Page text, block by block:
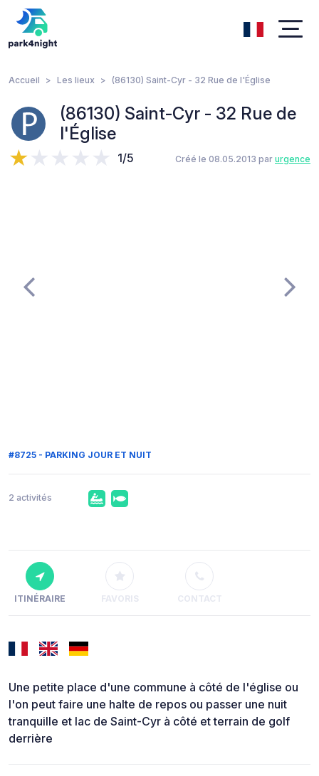
Accueil Les lieux (86130) Saint-Cyr - 32 Rue de l'Église
(86130) Saint-Cyr - 32 Rue de
l'Église
1/5 Créé le 08.05.2013 par urgence
#8725 - PARKING JOUR ET NUIT
2 activités
ITINÉRAIRE FAVORIS CONTACT
Une petite place d'une commune à côté de l'église ou
l'on peut faire une halte de repos ou passer une nuit
tranquille et lac de Saint-Cyr à côté et terrain de golf
derrière